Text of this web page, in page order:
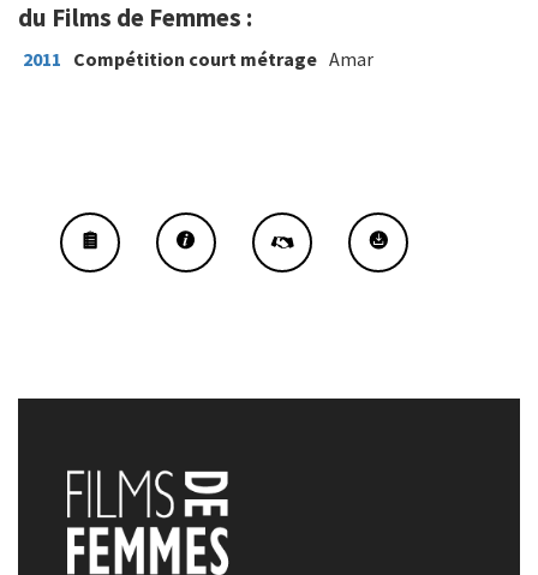
du Films de Femmes :
2011 Compétition court métrage Amar